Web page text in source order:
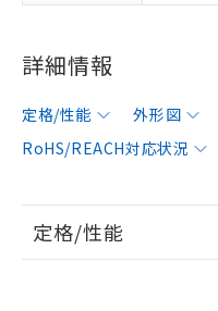
詳細情報
定格/性能 外形図
RoHS/REACH対応状況
定格/性能